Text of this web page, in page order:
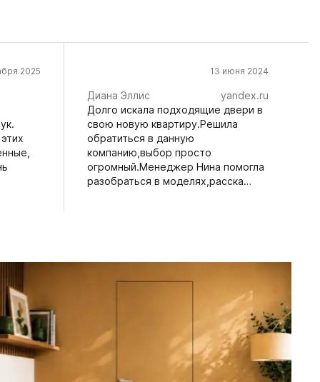
2025 13 июня 2024
Диана Эллис
yandex.ru
Долго искала подходящие двери в
свою новую квартиру.Решила
обратиться в данную
компанию,выбор просто
огромный.Менеджер Нина помогла
разобраться в моделях,расска…